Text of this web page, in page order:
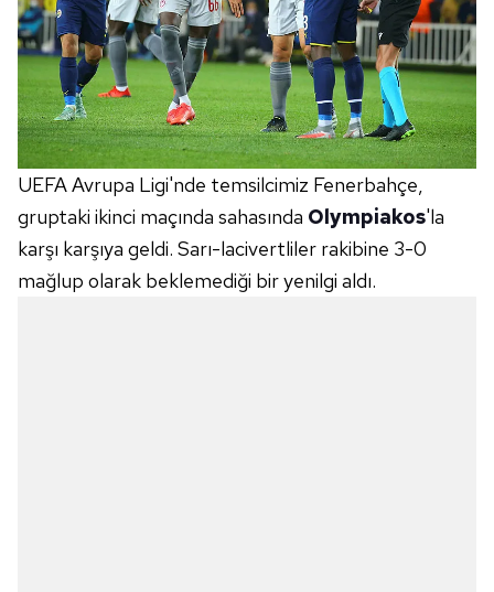
UEFA Avrupa Ligi'nde temsilcimiz Fenerbahçe,
gruptaki ikinci maçında sahasında Olympiakos'la
karşı karşıya geldi. Sarı-lacivertliler rakibine 3-0
mağlup olarak beklemediği bir yenilgi aldı.